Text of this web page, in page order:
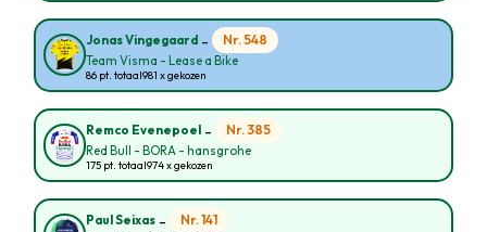
Jonas Vingegaard - Nr. 548
Team Visma - Lease a Bike
86 pt. totaal981 x gekozen
Remco Evenepoel - Nr. 385
Red Bull - BORA - hansgrohe
175 pt. totaal974 x gekozen
Paul Seixas - Nr. 141